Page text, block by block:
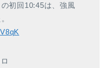
初回10:45は、強風